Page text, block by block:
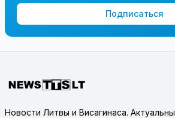
Подписаться
Новости Литвы и Висагинаса.